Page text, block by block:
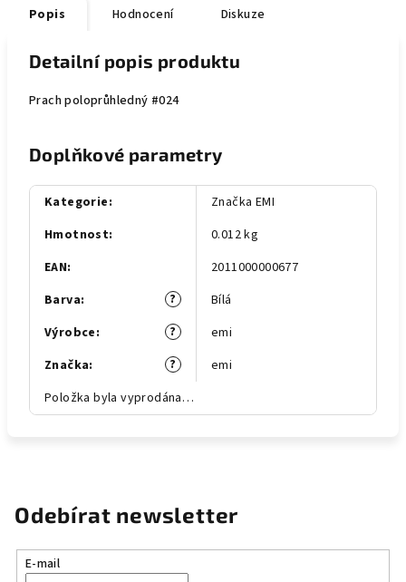
Popis Hodnocení Diskuze
Detailní popis produktu
Prach poloprůhledný #024
Doplňkové parametry
Kategorie:
Značka EMI
Hmotnost:
0.012 kg
EAN:
2011000000677
?
Barva:
Bílá
?
Výrobce:
emi
?
Značka:
emi
Položka byla vyprodána…
Odebírat newsletter
E-mail